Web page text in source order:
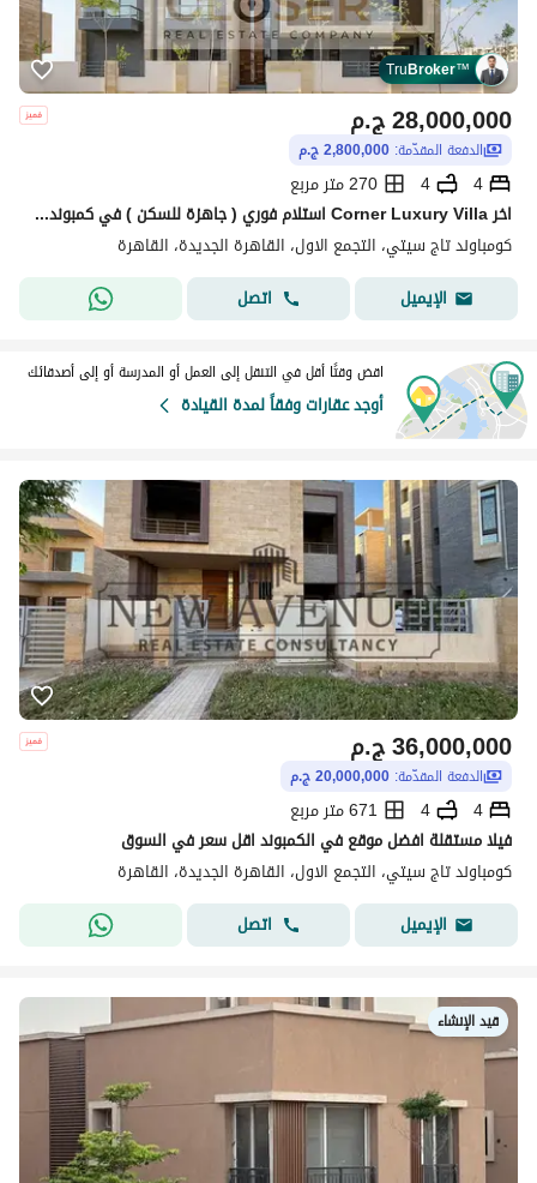
TruBroker™
ج.م28,000,000
الدفعة المقدّمة: 2,800,000 ج.م
4
4
270 متر مربع
اخر Corner Luxury Villa استلام فوري ( جاهزة للسكن ) في كمبوند تاج سيتي التجمع الاول بخصم مميز علي الكاش
كومباوند تاج سيتي، التجمع الاول، القاهرة الجديدة، القاهرة
الإيميل
اتصل
اقض وقتًا أقل في التنقل إلى العمل أو المدرسة أو إلى أصدقائك
أوجد عقارات وفقاً لمدة القيادة
ج.م36,000,000
الدفعة المقدّمة: 20,000,000 ج.م
4
4
671 متر مربع
فيلا مستقلة افضل موقع في الكمبوند اقل سعر في السوق
كومباوند تاج سيتي، التجمع الاول، القاهرة الجديدة، القاهرة
الإيميل
اتصل
قيد الإنشاء